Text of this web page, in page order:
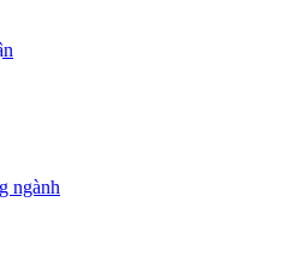
ngành